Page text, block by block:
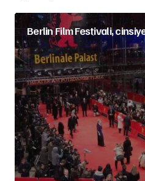
Berlin Film Festivali,